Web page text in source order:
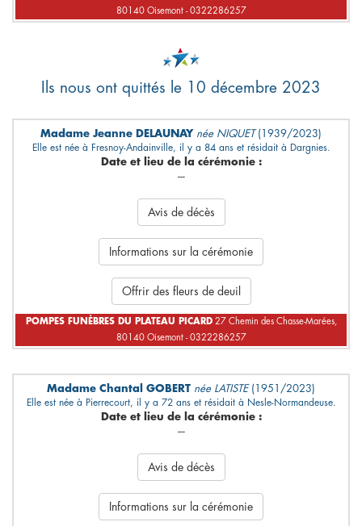
80140 Oisemont - 0322286257
Ils nous ont quittés le 10 décembre 2023
Madame Jeanne DELAUNAY née NIQUET(1939/2023)
Elle est née à Fresnoy-Andainville, il y a 84 ans et résidait à Dargnies.
Date et lieu de la cérémonie :
---
Avis de décès
Informations sur la cérémonie
Offrir des fleurs de deuil
POMPES FUNÈBRES DU PLATEAU PICARD27 Chemin des Chasse-Marées,
80140 Oisemont - 0322286257
Madame Chantal GOBERT née LATISTE (1951/2023)
Elle est née à Pierrecourt, il y a 72 ans et résidait à Nesle-Normandeuse.
Date et lieu de la cérémonie :
---
Avis de décès
Informations sur la cérémonie